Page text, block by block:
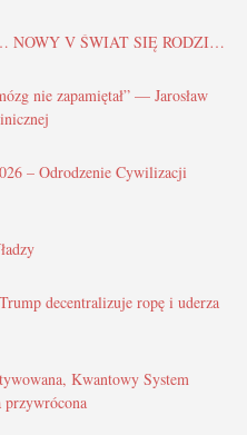
NOWY V ŚWIAT SIĘ RODZI…
nie zapamiętał” — Jarosław
– Odrodzenie Cywilizacji
decentralizuje ropę i uderza
Kwantowy System